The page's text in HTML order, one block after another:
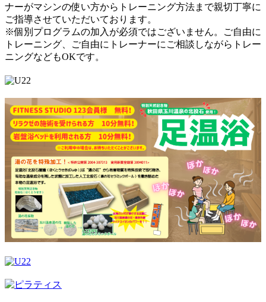
ナーがマシンの使い方からトレーニング方法まで親切丁寧に
ご指導させていただいております。
※個別プログラムの加入が必須ではございません。ご自由に
トレーニング、ご自由にトレーナーにご相談しながらトレー
ニングなどもOKです。